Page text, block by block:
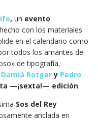
, un evento
con los materiales
en el calendario como
todos los amantes de
de tipografía,
Damiá Rotgery Pedro
—¡sexta!— edición.
Sos del Rey
anclada en